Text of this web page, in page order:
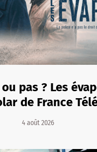
pas ? Les
de France
4 août 2026